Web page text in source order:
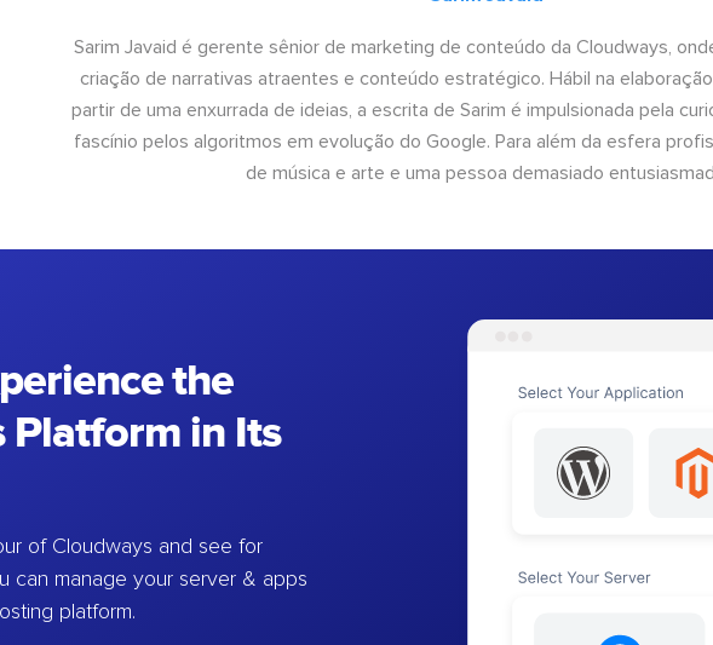
Sarim Javaid é gerente sênior de marketing de conteúdo da Cloudways,
criação de narrativas atraentes e conteúdo estratégico. Hábil na
partir de uma enxurrada de ideias, a escrita de Sarim é impulsionada pela
fascínio pelos algoritmos em evolução do Google. Para além da esfera
de música e arte e uma pessoa demasiado
the
Platform in Its
of Cloudways and see for
can manage your server & apps
platform.